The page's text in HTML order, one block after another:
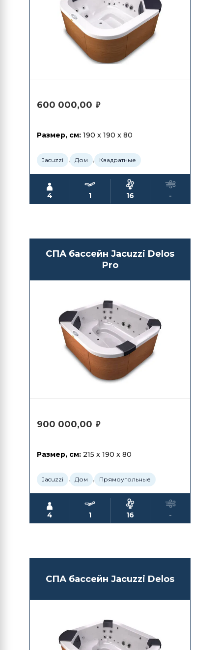
600 000,00 ₽
Размер, см: 190 x 190 x 80
Jacuzzi , Дом , Квадратные
4 1 16 -
СПА бассейн Jacuzzi Delos
Pro
900 000,00 ₽
Размер, см: 215 x 190 x 80
Jacuzzi , Дом , Прямоугольные
4 1 16 -
СПА бассейн Jacuzzi Delos